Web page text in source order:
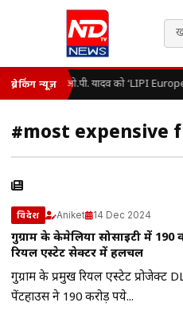
ब्रेकिंग न्यूज़डॉ. ओ.पी. यादव को ‘LIPI
#most expensive
विदेश Aniket 14 Dec 2024
गुरुग्राम के केमेलिया सोसाइटी में 190
रियल एस्टेट सेक्टर में हलचल
गुरुग्राम के प्रमुख रियल एस्टेट
पेंटहाउस ने 190 करोड़ रुपये...